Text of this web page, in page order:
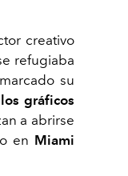
creativo
refugiaba
su
gráficos
a abrirse
en Miami